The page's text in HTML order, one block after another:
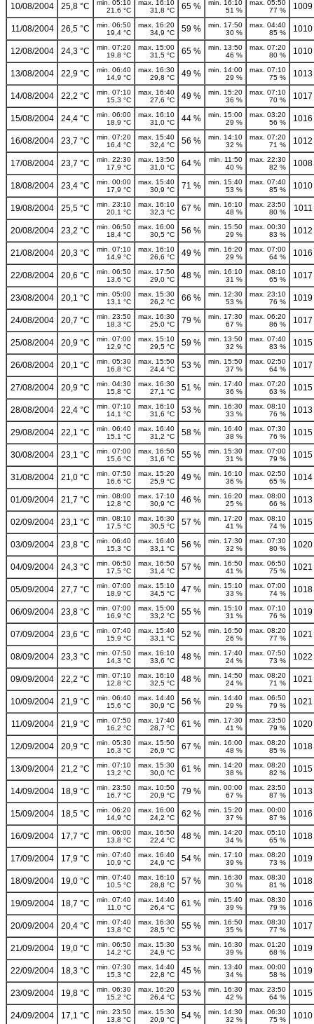
10/08/2004 25,8 °C
min. 05:10
21,6 °C
max. 16:10
31,8 °C
65 %
min. 16:10
51 %
max. 05:50
77 %
11/08/2004 26,5 °C
min. 06:50
19,4 °C
max. 16:20
34,9 °C
59 %
min. 17:50
30 %
max. 04:40
85 %
12/08/2004 24,3 °C
min. 07:20
19,8 °C
max. 15:00
31,5 °C
65 %
min. 13:50
46 %
max. 07:20
80 %
13/08/2004 22,9 °C
min. 06:40
14,9 °C
max. 16:30
29,8 °C
49 %
min. 14:00
29 %
max. 07:10
75 %
14/08/2004 22,2 °C
min. 07:10
15,3 °C
max. 16:40
27,6 °C
49 %
min. 15:20
36 %
max. 07:10
70 %
15/08/2004 24,4 °C
min. 06:00
18,9 °C
max. 16:10
31,0 °C
44 %
min. 15:00
29 %
max. 03:20
56 %
16/08/2004 23,7 °C
min. 07:20
16,4 °C
max. 15:40
32,4 °C
56 %
min. 14:10
32 %
max. 07:20
71 %
17/08/2004 23,7 °C
min. 22:30
17,9 °C
max. 13:50
31,0 °C
64 %
min. 11:50
40 %
max. 22:30
82 %
18/08/2004 23,4 °C
min. 00:00
17,9 °C
max. 15:40
30,9 °C
71 %
min. 15:40
53 %
max. 07:40
85 %
19/08/2004 25,5 °C
min. 23:10
20,1 °C
max. 16:10
32,3 °C
67 %
min. 16:10
48 %
max. 23:50
80 %
20/08/2004 23,2 °C
min. 06:50
18,4 °C
max. 16:00
30,5 °C
56 %
min. 15:50
29 %
max. 00:30
83 %
21/08/2004 20,3 °C
min. 07:10
14,9 °C
max. 16:10
26,6 °C
49 %
min. 16:20
29 %
max. 07:00
64 %
22/08/2004 20,6 °C
min. 06:50
13,6 °C
max. 17:50
29,0 °C
48 %
min. 16:10
31 %
max. 08:10
65 %
23/08/2004 20,1 °C
min. 05:00
13,1 °C
max. 15:30
26,2 °C
66 %
min. 12:30
53 %
max. 23:10
76 %
24/08/2004 20,7 °C
min. 23:50
18,3 °C
max. 16:30
25,0 °C
79 %
min. 17:30
67 %
max. 06:20
86 %
25/08/2004 20,9 °C
min. 07:00
12,9 °C
max. 15:10
29,5 °C
59 %
min. 13:50
32 %
max. 07:40
83 %
26/08/2004 20,1 °C
min. 05:30
16,8 °C
max. 15:50
24,4 °C
53 %
min. 15:50
37 %
max. 02:50
64 %
27/08/2004 20,9 °C
min. 04:30
15,8 °C
max. 16:30
27,1 °C
51 %
min. 17:40
36 %
max. 07:20
63 %
28/08/2004 22,4 °C
min. 07:10
14,1 °C
max. 16:10
31,6 °C
53 %
min. 16:30
33 %
max. 08:10
76 %
29/08/2004 22,1 °C
min. 06:40
15,1 °C
max. 16:40
31,2 °C
58 %
min. 16:40
38 %
max. 07:30
76 %
30/08/2004 23,1 °C
min. 07:00
15,6 °C
max. 16:50
31,6 °C
55 %
min. 15:30
31 %
max. 07:00
79 %
31/08/2004 21,0 °C
min. 07:50
16,6 °C
max. 15:20
25,9 °C
49 %
min. 16:10
36 %
max. 02:50
65 %
01/09/2004 21,7 °C
min. 08:00
12,8 °C
max. 17:10
30,9 °C
46 %
min. 16:20
25 %
max. 08:00
66 %
02/09/2004 23,1 °C
min. 08:10
17,5 °C
max. 16:30
30,5 °C
57 %
min. 17:20
41 %
max. 08:10
74 %
03/09/2004 23,8 °C
min. 06:40
15,3 °C
max. 16:40
33,1 °C
56 %
min. 17:30
32 %
max. 07:30
80 %
04/09/2004 24,3 °C
min. 06:50
17,5 °C
max. 16:50
31,4 °C
57 %
min. 16:50
41 %
max. 06:50
75 %
05/09/2004 27,7 °C
min. 07:00
18,9 °C
max. 15:10
34,5 °C
47 %
min. 15:10
33 %
max. 07:00
74 %
06/09/2004 23,8 °C
min. 07:00
16,9 °C
max. 15:00
33,2 °C
55 %
min. 15:10
31 %
max. 07:10
76 %
07/09/2004 23,6 °C
min. 07:40
15,9 °C
max. 15:40
33,1 °C
52 %
min. 16:50
26 %
max. 08:20
77 %
08/09/2004 23,3 °C
min. 07:50
14,3 °C
max. 16:10
33,6 °C
48 %
min. 17:40
24 %
max. 07:50
73 %
09/09/2004 22,2 °C
min. 07:10
12,8 °C
max. 16:10
32,5 °C
48 %
min. 14:50
24 %
max. 08:20
71 %
10/09/2004 21,9 °C
min. 06:40
15,6 °C
max. 14:40
30,9 °C
56 %
min. 14:40
29 %
max. 06:50
79 %
11/09/2004 21,9 °C
min. 07:50
16,2 °C
max. 17:40
28,7 °C
61 %
min. 17:30
41 %
max. 23:50
79 %
12/09/2004 20,9 °C
min. 05:30
16,3 °C
max. 15:50
26,9 °C
67 %
min. 16:00
48 %
max. 08:20
85 %
13/09/2004 21,2 °C
min. 07:10
13,2 °C
max. 15:30
30,0 °C
61 %
min. 14:20
38 %
max. 08:20
82 %
14/09/2004 18,9 °C
min. 23:50
16,7 °C
max. 10:50
20,9 °C
79 %
min. 00:00
67 %
max. 23:50
87 %
15/09/2004 18,5 °C
min. 06:20
14,9 °C
max. 16:00
24,2 °C
62 %
min. 15:20
37 %
max. 00:00
87 %
16/09/2004 17,7 °C
min. 06:00
13,8 °C
max. 16:50
22,4 °C
48 %
min. 14:20
34 %
max. 05:10
65 %
17/09/2004 17,9 °C
min. 07:40
10,9 °C
max. 16:40
24,9 °C
54 %
min. 17:10
39 %
max. 08:20
73 %
18/09/2004 19,0 °C
min. 07:40
10,5 °C
max. 16:10
28,8 °C
57 %
min. 16:30
30 %
max. 08:30
81 %
19/09/2004 18,7 °C
min. 07:40
11,0 °C
max. 14:40
26,4 °C
61 %
min. 15:40
39 %
max. 08:30
79 %
20/09/2004 20,4 °C
min. 07:40
13,8 °C
max. 16:30
28,5 °C
55 %
min. 16:50
35 %
max. 08:30
77 %
21/09/2004 19,0 °C
min. 06:50
14,2 °C
max. 15:30
24,9 °C
53 %
min. 16:30
39 %
max. 01:20
68 %
22/09/2004 18,3 °C
min. 07:30
15,3 °C
max. 14:40
22,8 °C
45 %
min. 13:40
34 %
max. 00:00
58 %
23/09/2004 19,8 °C
min. 06:30
15,2 °C
max. 16:20
26,4 °C
53 %
min. 16:30
42 %
max. 23:50
64 %
24/09/2004 17,1 °C
min. 23:50
13,8 °C
max. 15:30
20,9 °C
54 %
min. 14:30
32 %
max. 06:30
75 %